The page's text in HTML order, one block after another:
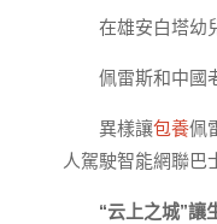
在雄安白塔幼
佩雷斯和中國
異樣讓包養佩
人駕駛智能網聯巴
“云上之城”讓